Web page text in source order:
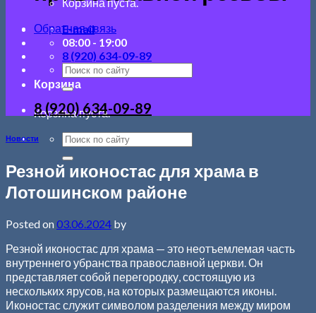
E-mail
08:00 - 19:00
8 (920) 634-09-89
Корзина
Корзина пуста.
Обратная связь
8 (920) 634-09-89
Новости
Резной иконостас для храма в
Лотошинском районе
Posted on03.06.2024 by
Резной иконостас для храма — это неотъемлемая часть
внутреннего убранства православной церкви. Он
представляет собой перегородку, состоящую из
нескольких ярусов, на которых размещаются иконы.
Иконостас служит символом разделения между миром